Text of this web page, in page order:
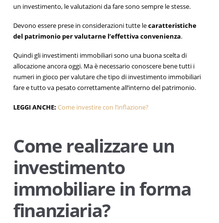
un investimento, le valutazioni da fare sono sempre le stesse.
Devono essere prese in considerazioni tutte lecaratteristiche
del patrimonio per valutarne l’effettiva convenienza.
Quindi gli investimenti immobiliari sono una buona scelta di
allocazione ancora oggi. Ma è necessario conoscere bene tutti i
numeri in gioco per valutare che tipo di investimento immobiliari
fare e tutto va pesato correttamente all’interno del patrimonio.
LEGGI ANCHE: Come investire con l’inflazione?
Come realizzare un
investimento
immobiliare in forma
finanziaria?